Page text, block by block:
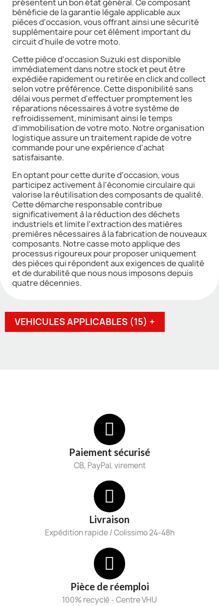
présentent un bon état général. Ce composant
bénéficie de la garantie légale applicable aux
pièces d'occasion, vous offrant ainsi une sécurité
supplémentaire pour cet élément important du
circuit d'huile de votre moto.
Cette pièce d'occasion Suzuki est disponible
immédiatement dans notre stock et peut être
expédiée rapidement ou retirée en click and collect
selon votre préférence. Cette disponibilité sans
délai vous permet d'effectuer promptement les
réparations nécessaires à votre système de
refroidissement, minimisant ainsi le temps
d'immobilisation de votre moto. Notre organisation
logistique assure un traitement rapide de votre
commande pour une expérience d'achat
satisfaisante.
En optant pour cette durite d'occasion, vous
participez activement à l'économie circulaire qui
valorise la réutilisation des composants de qualité.
Cette démarche responsable contribue
significativement à la réduction des déchets
industriels et limite l'extraction des matières
premières nécessaires à la fabrication de nouveaux
composants. Notre casse moto applique des
processus rigoureux pour proposer uniquement
des pièces qui répondent aux exigences de qualité
et de durabilité que nous nous imposons depuis
quatre décennies.
VEHICULES APPLICABLES (15) +
Paiement sécurisé
CB, PayPal, virement
Livraison
Expédition rapide / Colissimo 24-48h
Pièce de réemploi
100% recyclé - Centre VHU